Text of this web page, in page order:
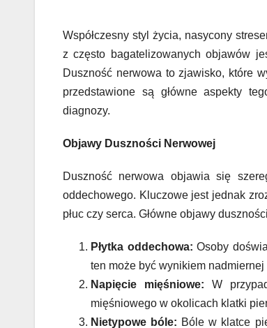
Współczesny styl życia, nasycony
z często bagatelizowanych objawów
Duszność nerwowa to zjawisko, które
przedstawione są główne aspekty
diagnozy.
Objawy Duszności Nerwowej
Duszność nerwowa objawia się
oddechowego. Kluczowe jest jednak
płuc czy serca. Główne objawy
Płytka oddechowa: Osoby
ten może być wynikiem nadmiernej
Napięcie mięśniowe: W
mięśniowego w okolicach klatki
Nietypowe bóle: Bóle w klatce